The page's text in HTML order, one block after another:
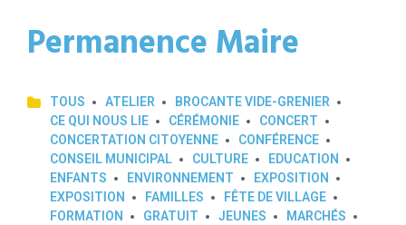
Permanence Maire
TOUS ATELIER
BROCANTE VIDE-GRENIER
CE QUI NOUS LIE
CÉRÉMONIE
CONCERT
CONCERTATION CITOYENNE
CONFÉRENCE
CONSEIL MUNICIPAL
CULTURE
EDUCATION
ENFANTS
ENVIRONNEMENT
EXPOSITION
EXPOSITION
FAMILLES
FÊTE DE VILLAGE
FORMATION
GRATUIT JEUNES
MARCHÉS